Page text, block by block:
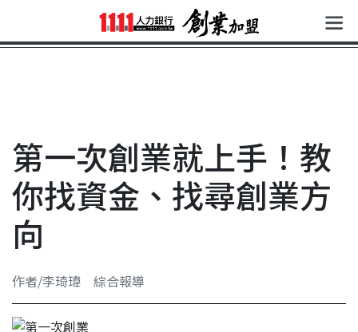
第一次創業就上手！教
你找資金、找尋創業方
向
作者/李琦瑋 綜合報導